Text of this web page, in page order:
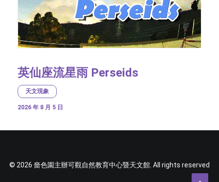
英仙座流星雨 Perseids
天文現象
2026 年 8 月 5 日
© 2026 嗇色園主辦可觀自然教育中心暨天文館. All rights reserved